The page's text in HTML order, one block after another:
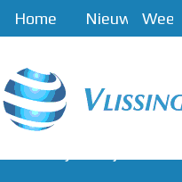
Home Nieuws Weer